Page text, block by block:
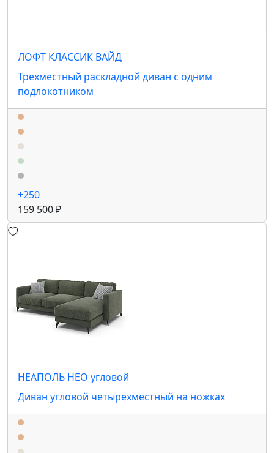
ЛОФТ КЛАССИК ВАЙД
Трехместный раскладной диван с одним
подлокотником
+250
159 500 ₽
НЕАПОЛЬ НЕО угловой
Диван угловой четырехместный на ножках